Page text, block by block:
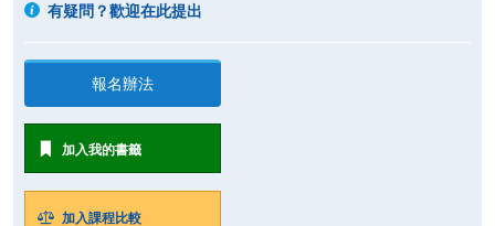
有疑問？歡迎在此提出
報名辦法
加入我的書籤
加入課程比較